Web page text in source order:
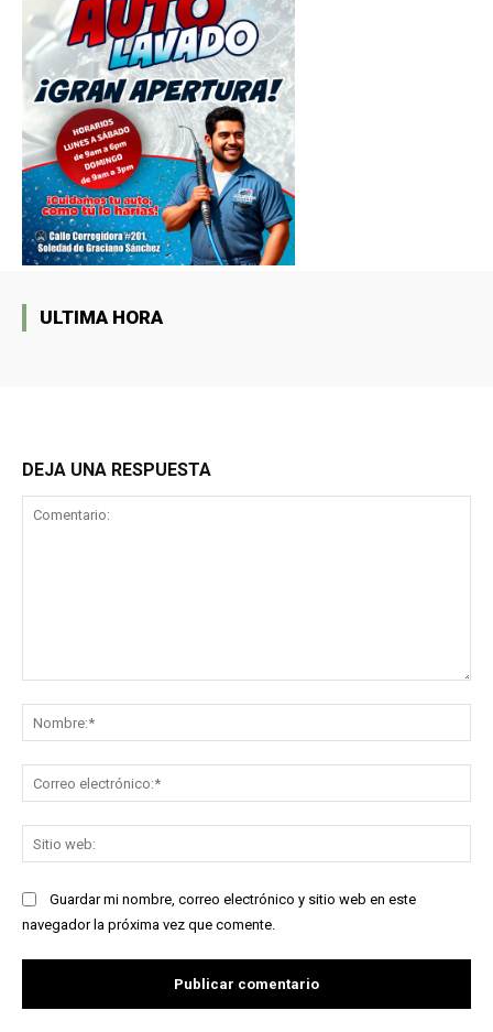
ULTIMA HORA
DEJA UNA RESPUESTA
Guardar mi nombre, correo electrónico y sitio web en este
navegador la próxima vez que comente.